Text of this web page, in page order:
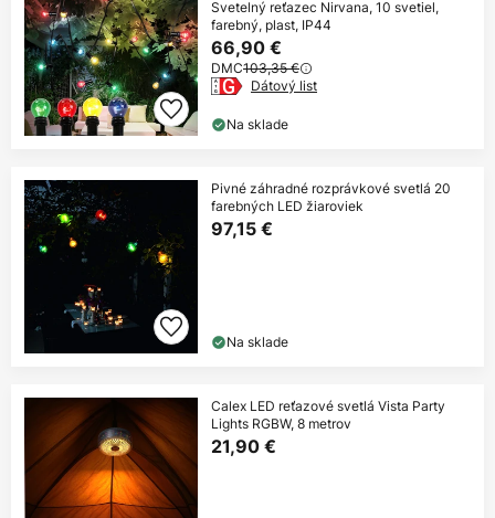
Svetelný reťazec Nirvana, 10 svetiel,
farebný, plast, IP44
66,90 €
DMC103,35 €
Dátový list
Na sklade
Pivné záhradné rozprávkové svetlá 20
farebných LED žiaroviek
97,15 €
Na sklade
Calex LED reťazové svetlá Vista Party
Lights RGBW, 8 metrov
21,90 €